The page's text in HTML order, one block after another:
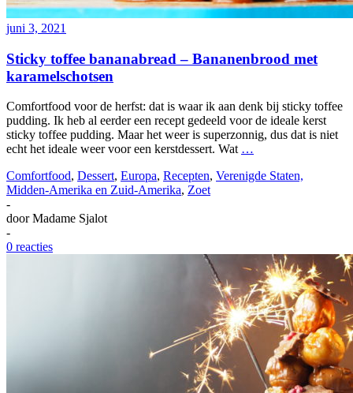
juni 3, 2021
Sticky toffee bananabread – Bananenbrood met
karamelschotsen
Comfortfood voor de herfst: dat is waar ik aan denk bij sticky toffee
pudding. Ik heb al eerder een recept gedeeld voor de ideale kerst
sticky toffee pudding. Maar het weer is superzonnig, dus dat is niet
echt het ideale weer voor een kerstdessert. Wat …
Comfortfood, Dessert, Europa, Recepten, Verenigde Staten,
Midden-Amerika en Zuid-Amerika, Zoet
-
doorMadame Sjalot
-
0 reacties